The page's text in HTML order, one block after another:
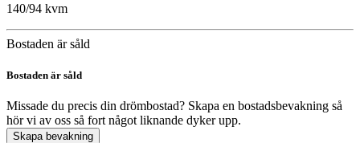
140/94 kvm
Bostaden är såld
Bostaden är såld
Missade du precis din drömbostad? Skapa en bostadsbevakning så
hör vi av oss så fort något liknande dyker upp.
Skapa bevakning